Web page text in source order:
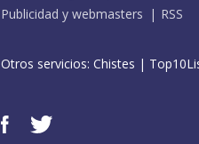
Publicidad y webmasters
RSS
Otros servicios: Chistes |